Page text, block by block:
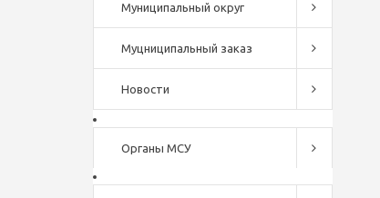
Муниципальный округ
Муцниципальный заказ
Новости
Органы МСУ